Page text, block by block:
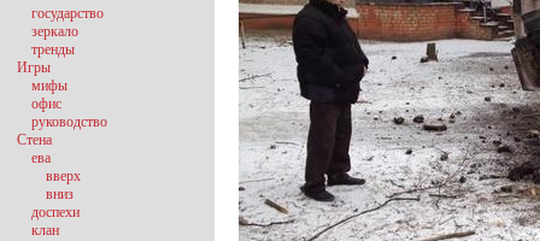
государство
зеркало
тренды
Игры
мифы
офис
руководство
Стена
ева
вверх
вниз
доспехи
клан